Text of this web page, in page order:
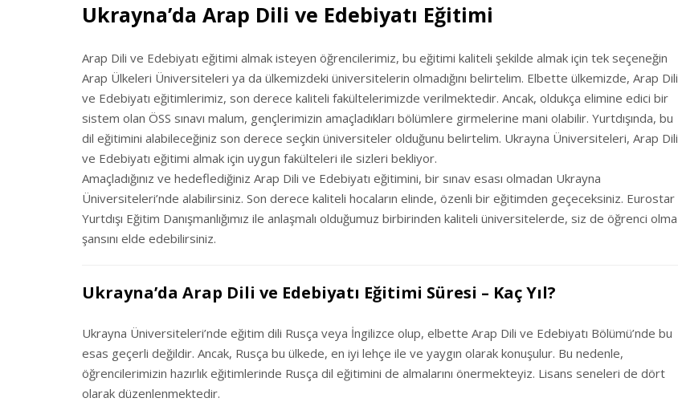
Ukrayna’da Arap Dili ve Edebiyatı Eğitimi
Arap Dili ve Edebiyatı eğitimi almak isteyen öğrencilerimiz, bu eğitimi kaliteli şekilde almak için tek seçeneğin
Arap Ülkeleri Üniversiteleri ya da ülkemizdeki üniversitelerin olmadığını belirtelim. Elbette ülkemizde, Arap Dili
ve Edebiyatı eğitimlerimiz, son derece kaliteli fakültelerimizde verilmektedir. Ancak, oldukça elimine edici bir
sistem olan ÖSS sınavı malum, gençlerimizin amaçladıkları bölümlere girmelerine mani olabilir. Yurtdışında, bu
dil eğitimini alabileceğiniz son derece seçkin üniversiteler olduğunu belirtelim. Ukrayna Üniversiteleri, Arap Dili
ve Edebiyatı eğitimi almak için uygun fakülteleri ile sizleri bekliyor.
Amaçladığınız ve hedeflediğiniz Arap Dili ve Edebiyatı eğitimini, bir sınav esası olmadan Ukrayna
Üniversiteleri’nde alabilirsiniz. Son derece kaliteli hocaların elinde, özenli bir eğitimden geçeceksiniz. Eurostar
Yurtdışı Eğitim Danışmanlığımız ile anlaşmalı olduğumuz birbirinden kaliteli üniversitelerde, siz de öğrenci olma
şansını elde edebilirsiniz.
Ukrayna’da Arap Dili ve Edebiyatı Eğitimi Süresi – Kaç Yıl?
Ukrayna Üniversiteleri’nde eğitim dili Rusça veya İngilizce olup, elbette Arap Dili ve Edebiyatı Bölümü’nde bu
esas geçerli değildir. Ancak, Rusça bu ülkede, en iyi lehçe ile ve yaygın olarak konuşulur. Bu nedenle,
öğrencilerimizin hazırlık eğitimlerinde Rusça dil eğitimini de almalarını önermekteyiz. Lisans seneleri de dört
olarak düzenlenmektedir.